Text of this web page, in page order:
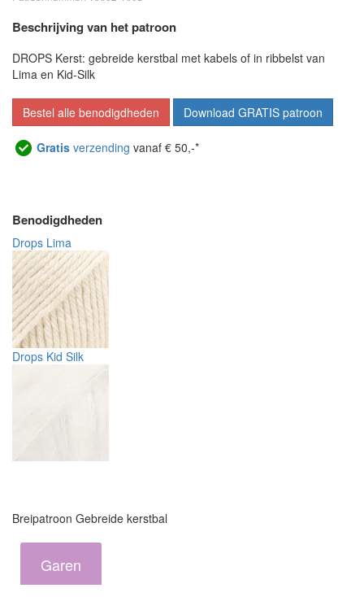
Beschrijving van het patroon
DROPS Kerst: gebreide kerstbal met kabels of in ribbelst van
Lima en Kid-Silk
Bestel alle benodigdheden Download GRATIS patroon
Gratis verzending vanaf € 50,-*
Benodigdheden
Drops Lima
Drops Kid Silk
Breipatroon Gebreide kerstbal
Garen